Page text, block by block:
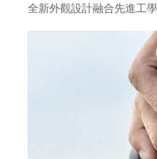
全新外觀設計融合先進工